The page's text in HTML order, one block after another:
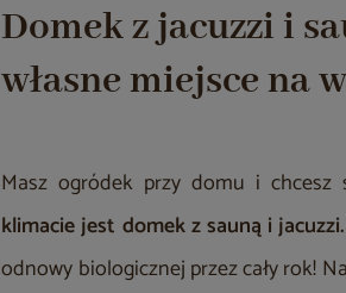
Domek z jacuzzi i
własne miejsce na
Masz ogródek przy domu i
klimacie jest domek z sauną i jacuzzi.
odnowy biologicznej przez cały rok!